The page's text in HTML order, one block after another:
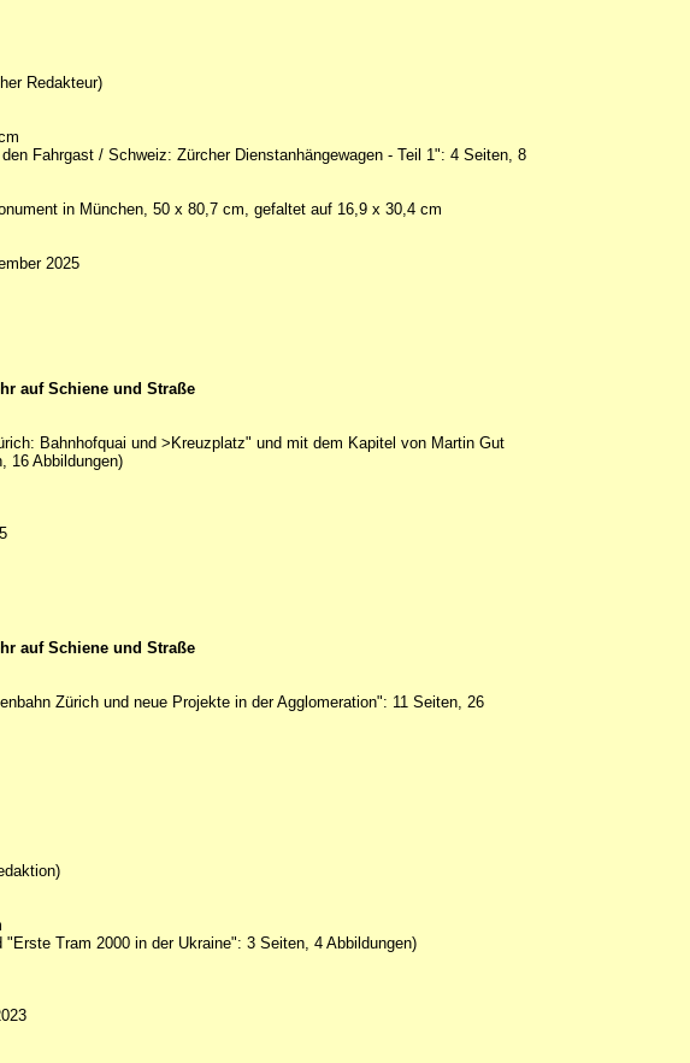
Redakteur)
Fahrgast / Schweiz: Zürcher Dienstanhängewagen - Teil 1": 4 Seiten, 8
in München, 50 x 80,7 cm, gefaltet auf 16,9 x 30,4 cm
2025
auf Schiene und Straße
Bahnhofquai und >Kreuzplatz" und mit dem Kapitel von Martin Gut
16 Abbildungen)
auf Schiene und Straße
Zürich und neue Projekte in der Agglomeration": 11 Seiten, 26
Tram 2000 in der Ukraine": 3 Seiten, 4 Abbildungen)